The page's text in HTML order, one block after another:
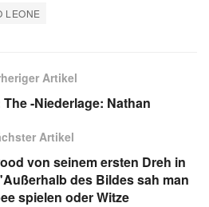
LEONE
Artikel
-Niederlage: Nathan
Artikel
von seinem ersten Dreh in
des Bildes sah man
spielen oder Witze